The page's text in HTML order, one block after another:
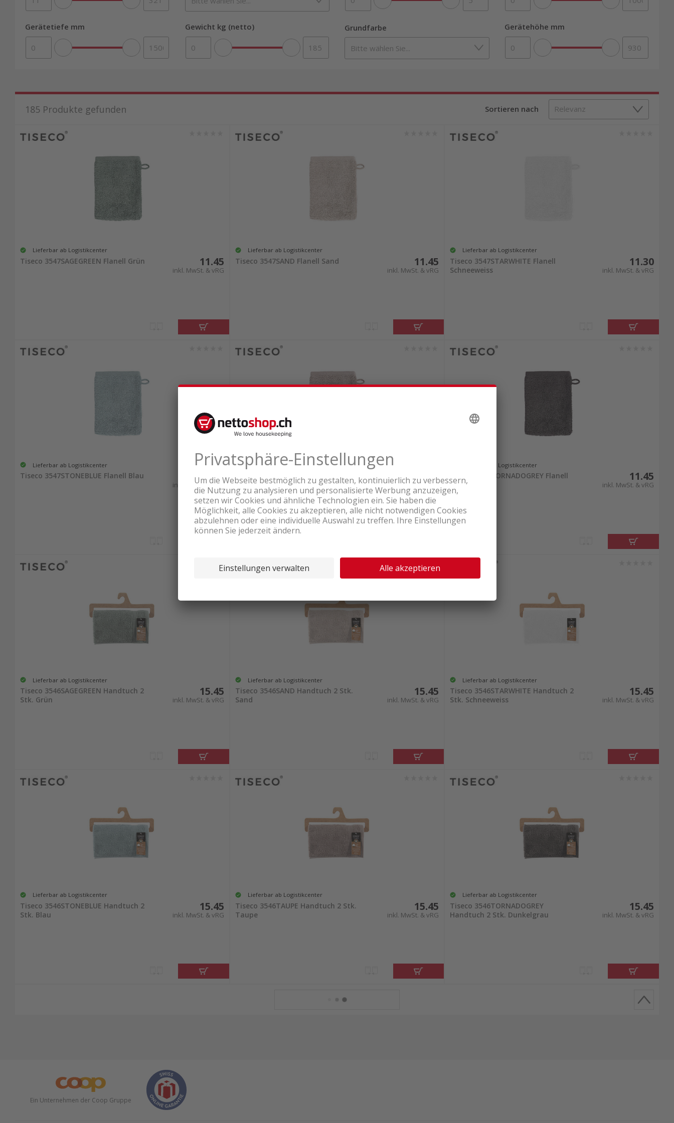
Gerätetiefe mm Gewicht kg (netto) Grundfarbe Gerätehöhe mm
185 Produkte gefunden Sortieren nach
Lieferbar ab Logistikcenter
Tiseco 3547SAGEGREEN Flanell Grün 11.45
inkl. MwSt. & vRG
Lieferbar ab Logistikcenter
Tiseco 3547SAND Flanell Sand 11.45
inkl. MwSt. & vRG
Lieferbar ab Logistikcenter
Tiseco 3547STARWHITE Flanell
Schneeweiss
11.30
inkl. MwSt. & vRG
Lieferbar ab Logistikcenter
Tiseco 3547STONEBLUE Flanell Blau 11.45
inkl. MwSt. & vRG
Lieferbar ab Logistikcenter
Tiseco 3547TAUPE Flanell Taupe 11.45
inkl. MwSt. & vRG
Lieferbar ab Logistikcenter
Tiseco 3547TORNADOGREY Flanell
Dunkelgrau
11.45
inkl. MwSt. & vRG
Lieferbar ab Logistikcenter
Tiseco 3546SAGEGREEN Handtuch 2
Stk. Grün
15.45
inkl. MwSt. & vRG
Lieferbar ab Logistikcenter
Tiseco 3546SAND Handtuch 2 Stk.
Sand
15.45
inkl. MwSt. & vRG
Lieferbar ab Logistikcenter
Tiseco 3546STARWHITE Handtuch 2
Stk. Schneeweiss
15.45
inkl. MwSt. & vRG
Lieferbar ab Logistikcenter
Tiseco 3546STONEBLUE Handtuch 2
Stk. Blau
15.45
inkl. MwSt. & vRG
Lieferbar ab Logistikcenter
Tiseco 3546TAUPE Handtuch 2 Stk.
Taupe
15.45
inkl. MwSt. & vRG
Lieferbar ab Logistikcenter
Tiseco 3546TORNADOGREY
Handtuch 2 Stk. Dunkelgrau
15.45
inkl. MwSt. & vRG
Ein Unternehmen der Coop Gruppe